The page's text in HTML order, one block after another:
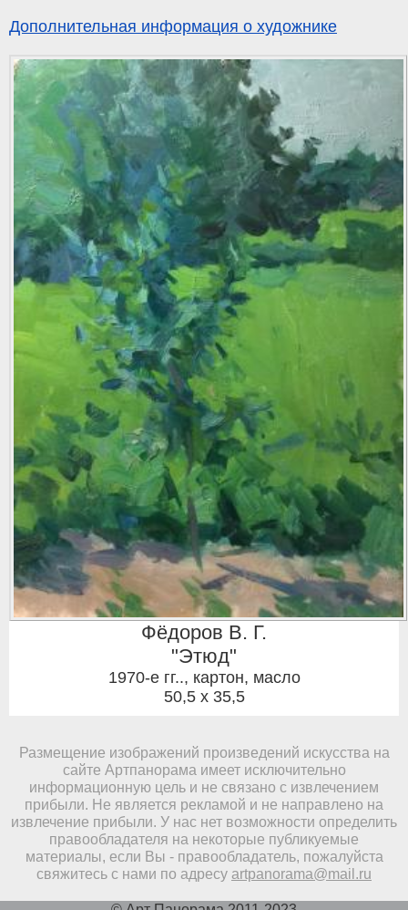
Дополнительная информация о художнике
Фёдоров В. Г.
"Этюд"
1970-е гг.., картон, масло
50,5 x 35,5
Размещение изображений произведений искусства на
сайте Артпанорама имеет исключительно
информационную цель и не связано с извлечением
прибыли. Не является рекламой и не направлено на
извлечение прибыли. У нас нет возможности определить
правообладателя на некоторые публикуемые
материалы, если Вы - правообладатель, пожалуйста
свяжитесь с нами по адресу artpanorama@mail.ru